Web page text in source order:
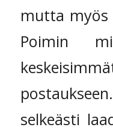
mutta myös
Poimin
selkeästi